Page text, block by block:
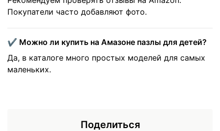
Покупатели часто добавляют фото.
✔️ Можно ли купить на Амазоне пазлы для детей?
Да, в каталоге много простых моделей для самых
маленьких.
Поделиться